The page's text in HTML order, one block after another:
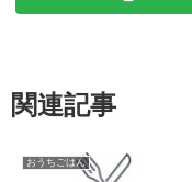
関連記事
おうちごはん